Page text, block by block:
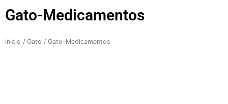
Gato-Medicamentos
Inicio / Gato / Gato-Medicamentos